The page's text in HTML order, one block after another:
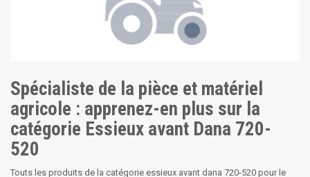
Spécialiste de la pièce et matériel
agricole : apprenez-en plus sur la
catégorie Essieux avant Dana 720-
520
Touts les produits de la catégorie essieux avant dana 720-520 pour le